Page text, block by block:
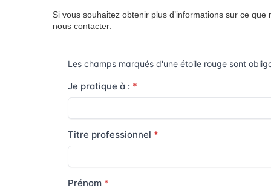
Si vous souhaitez obtenir plus d’informations sur ce
nous contacter: